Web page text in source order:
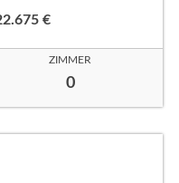
€
ZIMMER
0